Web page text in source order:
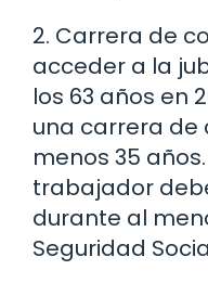
2. Carrera de
acceder a la
los 63 años en
una carrera de
menos 35
trabajador
durante al
Seguridad